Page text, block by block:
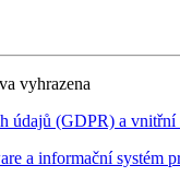
vyhrazena
údajů (GDPR) a
a informační systém